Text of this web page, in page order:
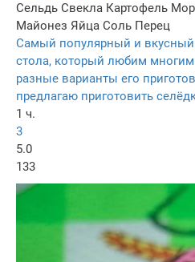
Сельдь Свекла Картофель
Майонез Яйца Соль Перец
Самый популярный и вкусный
стола, который любим
разные варианты его
предлагаю приготовить
1 ч.
3
5.0
133